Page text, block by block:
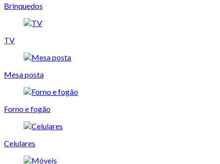
Brinquedos
TV
Mesa posta
Forno e fogão
Celulares